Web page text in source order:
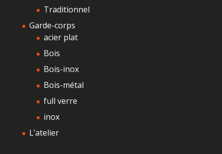
Traditionnel
Garde-corps
acier plat
Bois
Bois-inox
Bois-métal
full verre
inox
L’atelier